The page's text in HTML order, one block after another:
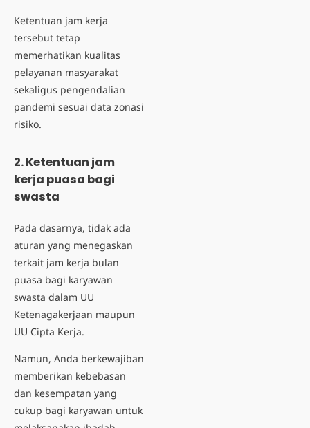
Ketentuan jam kerja
tersebut tetap
memerhatikan kualitas
pelayanan masyarakat
sekaligus pengendalian
pandemi sesuai data zonasi
risiko.
2. Ketentuan jam
kerja puasa bagi
swasta
Pada dasarnya, tidak ada
aturan yang menegaskan
terkait jam kerja bulan
puasa bagi karyawan
swasta dalam UU
Ketenagakerjaan maupun
UU Cipta Kerja.
Namun, Anda berkewajiban
memberikan kebebasan
dan kesempatan yang
cukup bagi karyawan untuk